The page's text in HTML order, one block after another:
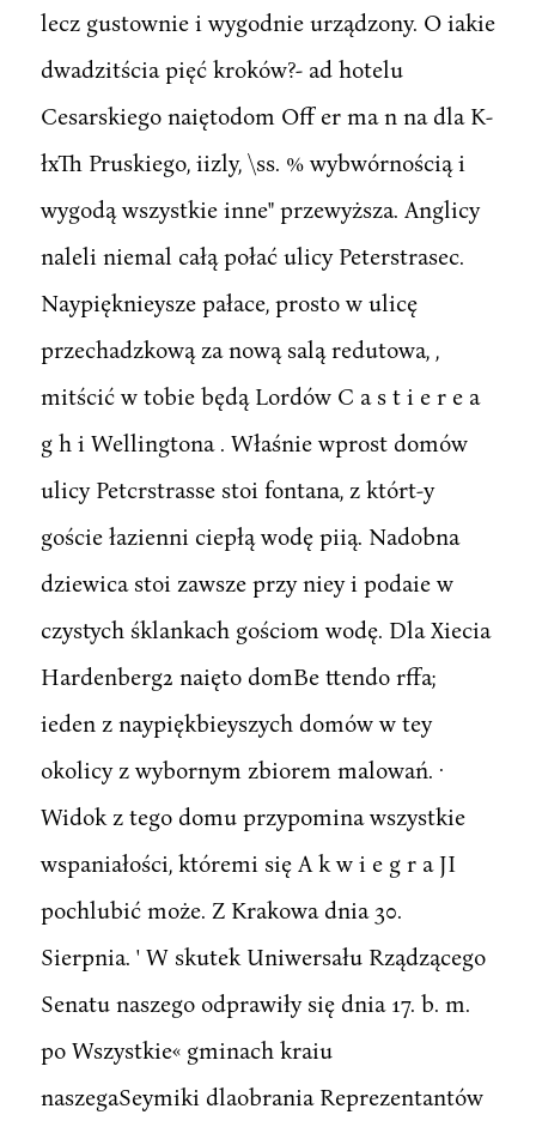
lecz gustownie i wygodnie urządzony. O iakie
dwadzitścia pięć kroków?- ad hotelu
Cesarskiego naiętodom Off er ma n na dla K-
łxTh Pruskiego, iizly, \ss. % wybwórnością i
wygodą wszystkie inne" przewyższa. Anglicy
naleli niemal całą połać ulicy Peterstrasec.
Naypięknieysze pałace, prosto w ulicę
przechadzkową za nową salą redutowa, ,
mitścić w tobie będą Lordów C a s t i e r e a
g h i Wellingtona . Właśnie wprost domów
ulicy Petcrstrasse stoi fontana, z którt-y
goście łazienni ciepłą wodę piią. Nadobna
dziewica stoi zawsze przy niey i podaie w
czystych śklankach gościom wodę. Dla Xiecia
Hardenberg2 naięto domBe ttendo rffa;
ieden z naypiękbieyszych domów w tey
okolicy z wybornym zbiorem malowań. ·
Widok z tego domu przypomina wszystkie
wspaniałości, któremi się A k w i e g r a JI
pochlubić może. Z Krakowa dnia 30.
Sierpnia. ' W skutek Uniwersału Rządzącego
Senatu naszego odprawiły się dnia 17. b. m.
po Wszystkie« gminach kraiu
naszegaSeymiki dlaobrania Reprezentantów